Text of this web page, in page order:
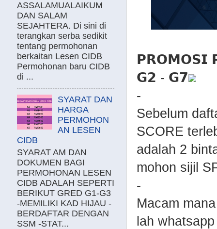
𝗣𝗥𝗢𝗠𝗢𝗦𝗜
𝗚𝟮 - 𝗚𝟳
-
Sebelum
SCORE
adalah 2
mohon sijil
-
Macam
lah
ASSALAMUALAIKUM
DAN SALAM
SEJAHTERA. Di sini di
terangkan serba sedikit
tentang permohonan
berkaitan Lesen CIDB
Permohonan baru CIDB
di ...
SYARAT DAN
HARGA
PERMOHON
AN LESEN
CIDB
SYARAT AM DAN
DOKUMEN BAGI
PERMOHONAN LESEN
CIDB ADALAH SEPERTI
BERIKUT GRED G1-G3
-MEMILIKI KAD HIJAU -
BERDAFTAR DENGAN
SSM -STAT...